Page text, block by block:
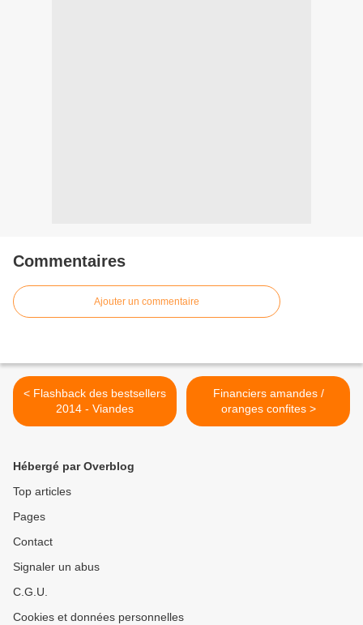
Commentaires
Ajouter un commentaire
< Flashback des bestsellers
2014 - Viandes
Financiers amandes /
oranges confites >
Hébergé par Overblog
Top articles
Pages
Contact
Signaler un abus
C.G.U.
Cookies et données personnelles